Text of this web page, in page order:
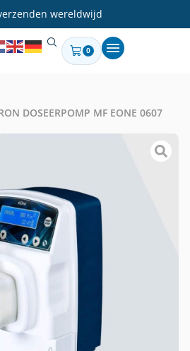
wereldwijd
0
DOSEERPOMP MF EONE 0607